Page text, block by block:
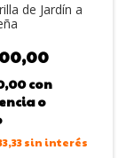
de Jardín a
con
o
sin interés